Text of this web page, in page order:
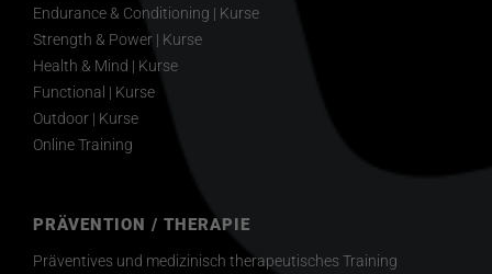
Endurance & Conditioning | Kurse
Strength & Power | Kurse
Health & Mind | Kurse
Functional | Kurse
Outdoor | Kurse
Online Training
PRÄVENTION / THERAPIE
Präventives und medizinisch therapeutisches Training